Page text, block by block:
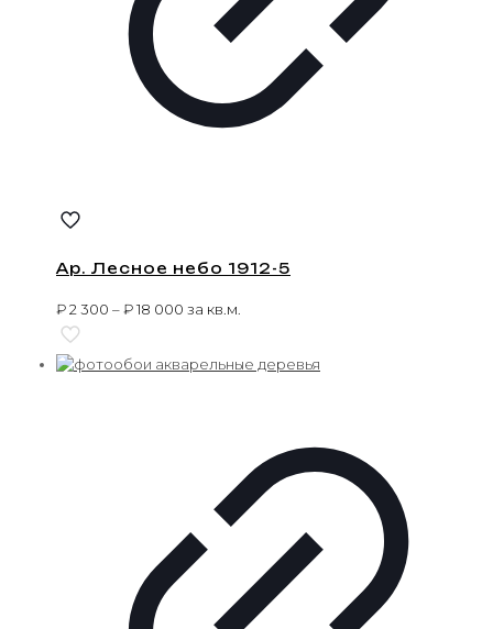
Ар. Лесное небо 1912-5
₽2 300 –₽18 000 за кв.м.